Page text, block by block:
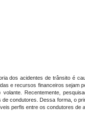
dos acidentes de trânsito é
e recursos financeiros sejam
Recentemente,
condutores. Dessa forma, o
perfis entre os condutores de